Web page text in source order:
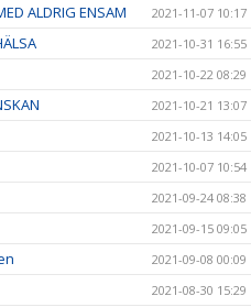
ALDRIG ENSAM 2021-11-07 10:17
2021-10-31 16:55
2021-10-22 08:29
2021-10-21 13:07
2021-10-13 14:05
2021-10-07 10:54
2021-09-24 08:38
2021-09-15 09:05
2021-09-08 00:09
2021-08-30 15:29